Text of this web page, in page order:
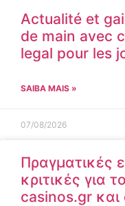
Actualité et
de main avec
legal pour les
SAIBA MAIS »
07/08/2026
Πραγματικές
κριτικές για
casinos.gr